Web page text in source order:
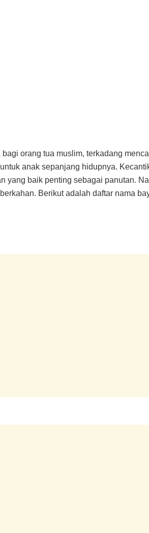
orang tua muslim, terkadang
anak sepanjang hidupnya.
baik penting sebagai panutan.
Berikut adalah daftar nama